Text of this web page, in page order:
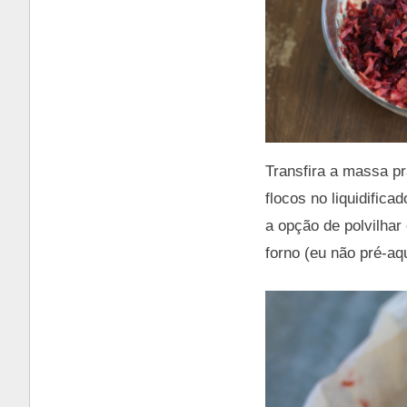
Transfira a massa
flocos no
a opção de
forno (eu não pré-